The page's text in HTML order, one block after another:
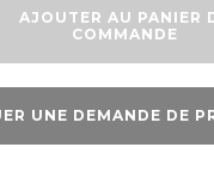
AJOUTER AU PANIER
COMMANDE
UNE DEMANDE DE